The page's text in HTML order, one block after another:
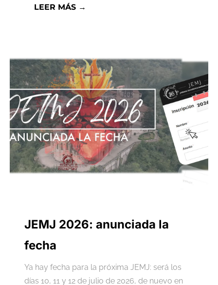
LEER MÁS →
JEMJ 2026: anunciada la
fecha
Ya hay fecha para la próxima JEMJ: será los
días 10, 11 y 12 de julio de 2026, de nuevo en